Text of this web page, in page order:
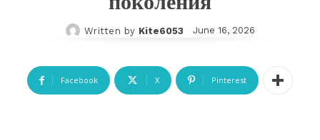
Written by Kite6053 June 16, 2026
Facebook X Pinterest